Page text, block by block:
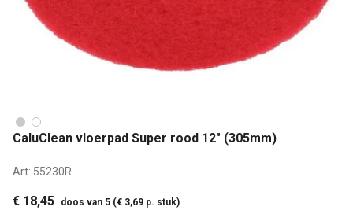
CaluClean vloerpad Super rood 12" (305mm)
Art: 55230R
€ 18,45 doos van 5 (€ 3,69 p. stuk)